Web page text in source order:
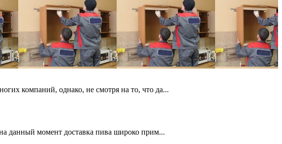
компаний, однако, не смотря на то, что да...
данный момент доставка пива широко прим...